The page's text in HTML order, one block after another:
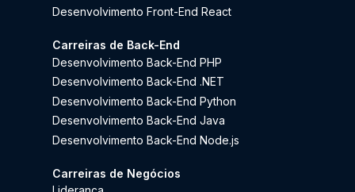
Desenvolvimento Front-End React
Carreiras de Back-End
Desenvolvimento Back-End PHP
Desenvolvimento Back-End .NET
Desenvolvimento Back-End Python
Desenvolvimento Back-End Java
Desenvolvimento Back-End Node.js
Carreiras de Negócios